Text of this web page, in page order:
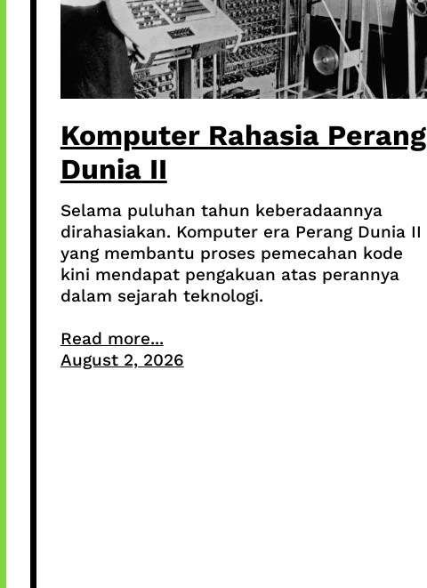
Komputer Rahasia Perang
Dunia II
Selama puluhan tahun keberadaannya
dirahasiakan. Komputer era Perang Dunia II
yang membantu proses pemecahan kode
kini mendapat pengakuan atas perannya
dalam sejarah teknologi.
Read more...
August 2, 2026